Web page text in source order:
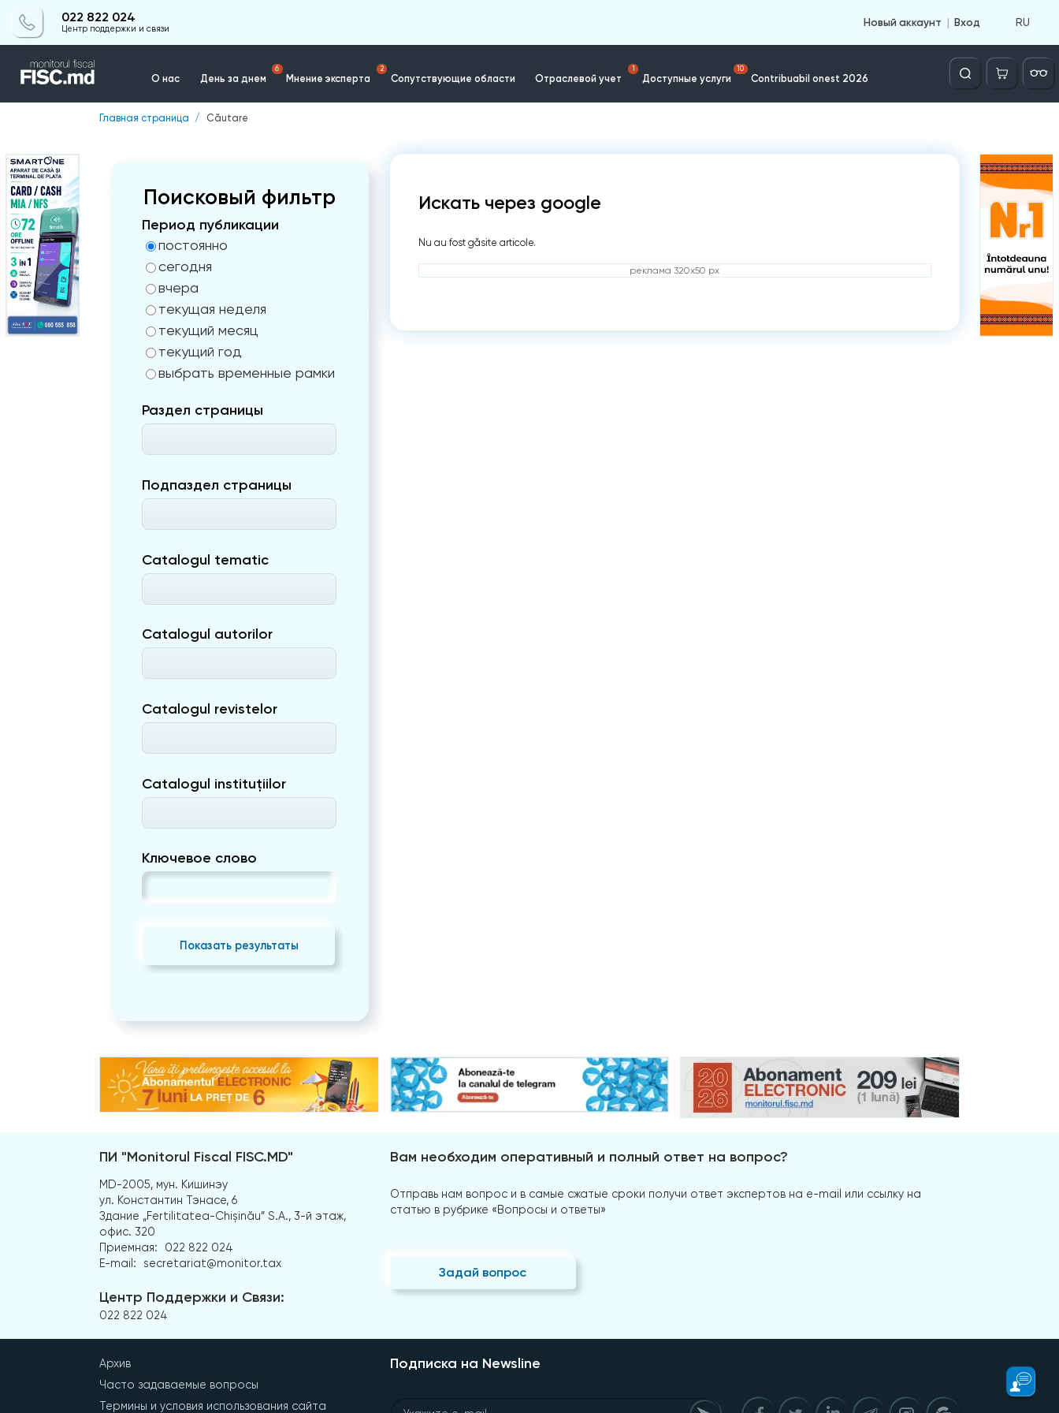
022 822 024
Центр поддержки и связи
Новый аккаунт Вход RU
О нас День за днем
6
Мнение эксперта
2
Сопутствующие области Отраслевой учет
1
Доступные услуги
10
Contribuabil onest 2026
Căutare
Главная страница Căutare
Поисковый фильтр
Период публикации
постоянно
сегодня
вчера
текущая неделя
текущий месяц
текущий год
выбрать временные рамки
Раздел страницы
Подпаздел страницы
Catalogul tematic
Catalogul autorilor
Catalogul revistelor
Catalogul instituțiilor
Ключевое слово
Показать результаты
Искать через google
Nu au fost găsite articole.
реклама 320x50 px
ПИ "Monitorul Fiscal FISC.MD"
MD-2005, мун. Кишинэу
ул. Константин Тэнасе, 6
Здание „Fertilitatea-Chișinău” S.A., 3-й этаж,
офис. 320
Приемная:
022 822 024
E-mail:
secretariat@monitor.tax
Центр Поддержки и Связи:
022 822 024
Вам необходим оперативный и полный ответ на вопрос?
Отправь нам вопрос и в самые сжатые сроки получи ответ экспертов на e-mail или ссылку на
статью в рубрике «Вопросы и ответы»
Задай вопрос
Архив
Часто задаваемые вопросы
Термины и условия использования сайта
Подписка на Newsline